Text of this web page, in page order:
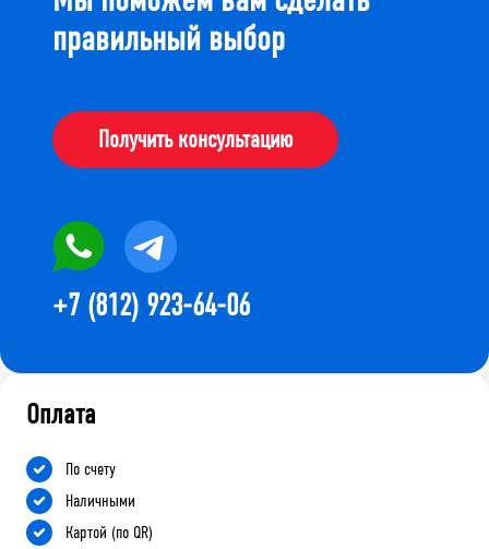
правильный выбор
Получить консультацию
+7 (812) 923-64-06
Оплата
По счету
Наличными
Картой (по QR)